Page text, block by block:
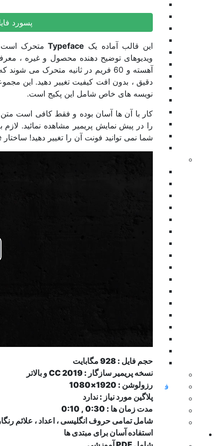
ویژوالایزر موزیک
وله و اینترو
طرح اینستاگرام
عناوین
تیزر تبلیغاتی
اسلایدشو
عناوین زیرنویس
برودکست
اینفوگرافیک
نمایش های ویدیویی
ویژوالایزر موزیک
سینمافوردی
فاینال کات و اپل موشن
داوینچی ریزالو
پاورپوینت
زیبراش
پریست
پسورد
این قالب آماده یک Typeface متحرک است
ویدیوهای توضیح دهنده محصول و غیره ،
آهسته و 60 فریم در ثانیه متحرک
نویسه های خاص شامل این پکیج است.
کار با آن ها آسان بوده و فقط کافی است
را در پیش نمایش پریمیر مشاهده نمائید.
شما نمی توانید فونت آن را تغییر دهید! ساختار TypeFace با فونت متفاوت می باشد.
حجم فایل : 928 مگابایت
نسخه پریمیر سازگار :
رزولوشن :
پلاگین مورد نیاز : ندارد
مدت زمان ها : 0:30 , 0:10
شامل تمامی حروف انگلیسی ، اعداد ، علائم
استفاده آسان برای مبتدی ها